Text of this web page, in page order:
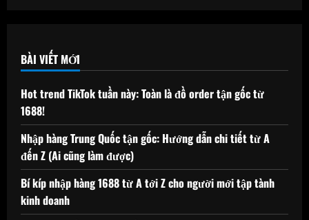
BÀI VIẾT MỚI
Hot trend TikTok tuần này: Toàn là đồ order tận gốc từ
1688!
Nhập hàng Trung Quốc tận gốc: Hướng dẫn chi tiết từ A
đến Z (Ai cũng làm được)
Bí kíp nhập hàng 1688 từ A tới Z cho người mới tập tành
kinh doanh